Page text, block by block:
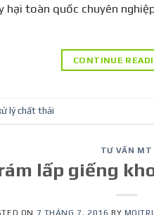
toàn quốc chuyên
CONTINUE
lý chất thải
TƯ VẤN MT
lấp giếng
ON 7 THÁNG 7, 2016 BY